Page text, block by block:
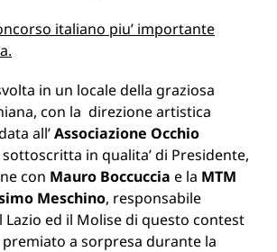
italiano piu’ importante
in un locale della graziosa
con la direzione artistica
all’Associazione Occhio
sottoscritta in qualita’ di Presidente,
con Mauro Boccuccia e la MTM
Meschino, responsabile
Lazio ed il Molise di questo contest
premiato a sorpresa durante la